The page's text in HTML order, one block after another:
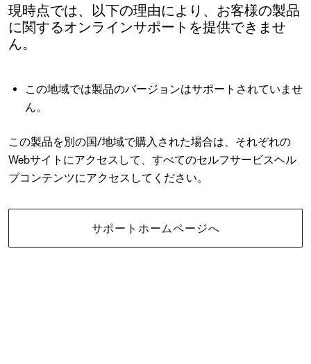
現時点では、以下の理由により、お客様の製品
に関するオンラインサポートを提供できませ
ん。
この地域では製品のバージョンはサポートされていませ
ん。
この製品を別の国/地域で購入された場合は、それぞれの
Webサイトにアクセスして、すべてのセルフサービスヘル
プコンテンツにアクセスしてください。
サポートホームページへ